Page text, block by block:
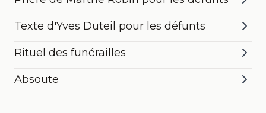
Texte d'Yves Duteil pour les défunts
Rituel des funérailles
Absoute